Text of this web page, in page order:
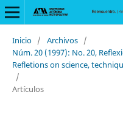
Inicio / Archivos /
Núm. 20 (1997): No. 20,
Refletions on science,
/
Artículos